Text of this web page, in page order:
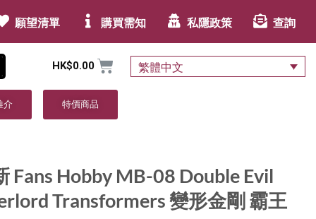
願望清單 購買需知 私隱政策 查詢
HK$0.00 繁體中文
介 特價商品
Fans Hobby MB-08 Double Evil
Transformers 變形金剛 霸王